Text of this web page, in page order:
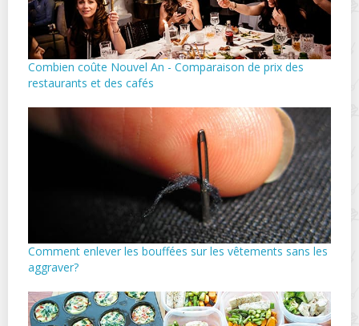
Combien coûte Nouvel An - Comparaison de prix des
restaurants et des cafés
Comment enlever les bouffées sur les vêtements sans les
aggraver?